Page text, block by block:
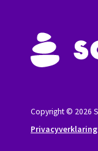
Copyright © 2026
Privacyverklaring